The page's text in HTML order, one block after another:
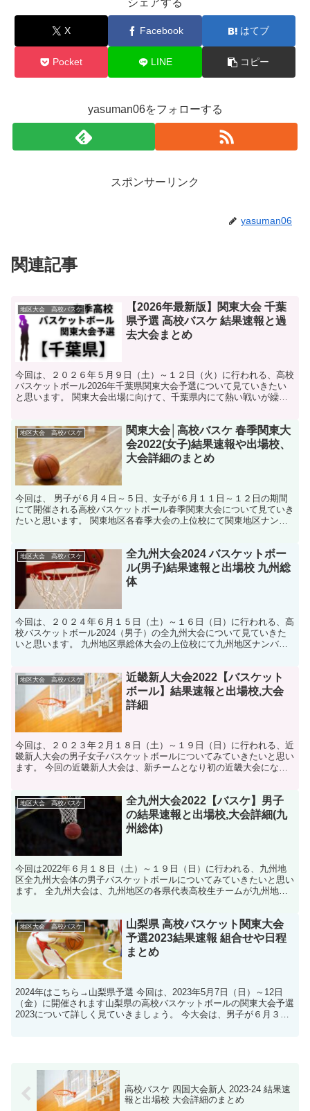
X Facebook はてブ
Pocket LINE コピー
yasuman06をフォローする
スポンサーリンク
yasuman06
関連記事
地区大会 高校バスケ
【2026年最新版】関東大会 千葉
県予選 高校バスケ 結果速報と過
去大会まとめ
今回は、２０２６年５月９日（土）～１２日（火）に行われる、高校
バスケットボール2026年千葉県関東大会予選について見ていきたい
と思います。 関東大会出場に向けて、千葉県内にて熱い戦いが繰り
地区大会 高校バスケ
関東大会│高校バスケ 春季関東大
会2022(女子)結果速報や出場校、
大会詳細のまとめ
今回は、 男子が６月４日～５日、女子が６月１１日～１２日の期間
にて開催される高校バスケットボール春季関東大会について見ていき
たいと思います。 関東地区各春季大会の上位校にて関東地区ナンバ
地区大会 高校バスケ
全九州大会2024 バスケットボー
ル(男子)結果速報と出場校 九州総
体
今回は、２０２４年６月１５日（土）～１６日（日）に行われる、高
校バスケットボール2024（男子）の全九州大会について見ていきた
いと思います。 九州地区県総体大会の上位校にて九州地区ナンバー1
地区大会 高校バスケ
近畿新人大会2022【バスケット
ボール】結果速報と出場校,大会
詳細
今回は、２０２３年２月１８日（土）～１９日（日）に行われる、近
畿新人大会の男子女子バスケットボールについてみていきたいと思い
ます。 今回の近畿新人大会は、新チームとなり初の近畿大会になり
地区大会 高校バスケ
全九州大会2022【バスケ】男子
の結果速報と出場校,大会詳細(九
州総体)
今回は2022年６月１８日（土）～１９日（日）に行われる、九州地
区全九州大会体の男子バスケットボールについてみていきたいと思い
ます。 全九州大会は、九州地区の各県代表高校生チームが九州地区
地区大会 高校バスケ
山梨県 高校バスケット関東大会
予選2023結果速報 組合せや日程
まとめ
2024年はこちら→山梨県予選 今回は、2023年5月7日（日）～12日
（金）に開催されます山梨県の高校バスケットボールの関東大会予選
2023について詳しく見ていきましょう。 今大会は、男子が６月３日
高校バスケ 四国大会新人 2023-24 結果速
報と出場校 大会詳細のまとめ